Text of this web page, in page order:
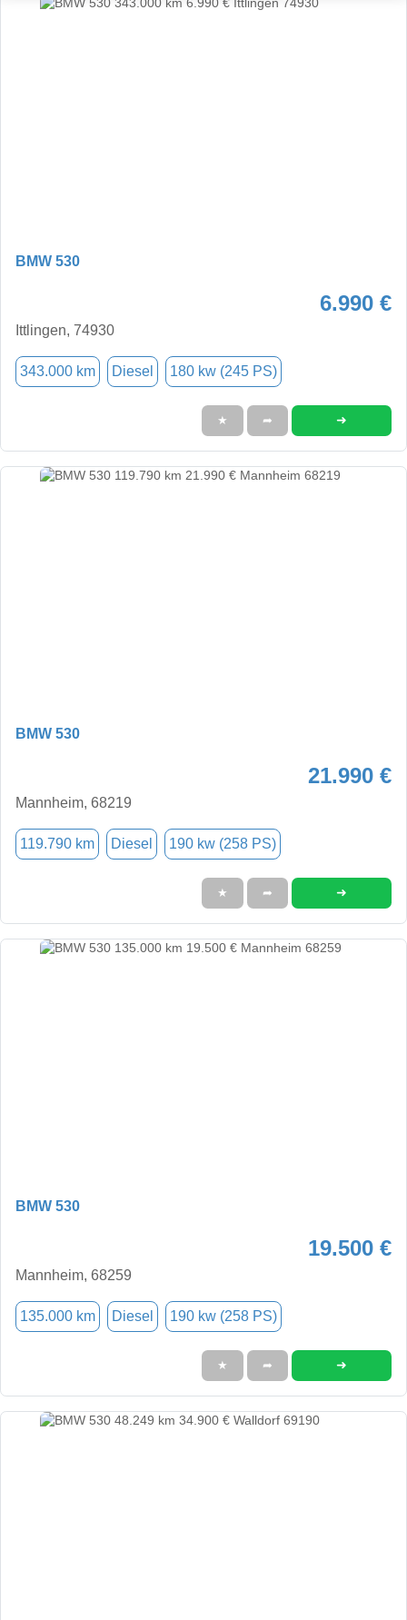
BMW 530
6.990 €
Ittlingen, 74930
343.000 km Diesel 180 kw (245 PS)
★ ➦ ➜
BMW 530
21.990 €
Mannheim, 68219
119.790 km Diesel 190 kw (258 PS)
★ ➦ ➜
BMW 530
19.500 €
Mannheim, 68259
135.000 km Diesel 190 kw (258 PS)
★ ➦ ➜